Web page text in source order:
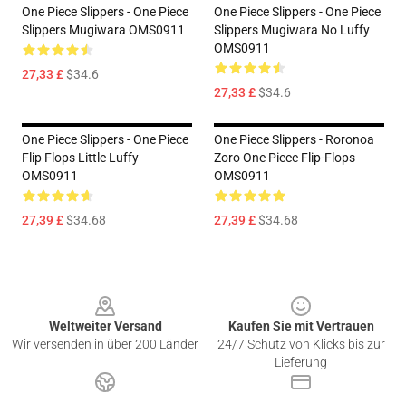
One Piece Slippers - One Piece
Slippers Mugiwara OMS0911
27,33 £$34.6
One Piece Slippers - One Piece
Slippers Mugiwara No Luffy
OMS0911
27,33 £$34.6
One Piece Slippers - One Piece
Flip Flops Little Luffy
OMS0911
27,39 £$34.68
One Piece Slippers - Roronoa
Zoro One Piece Flip-Flops
OMS0911
27,39 £$34.68
Weltweiter Versand
Wir versenden in über 200 Länder
Kaufen Sie mit Vertrauen
24/7 Schutz von Klicks bis zur
Lieferung